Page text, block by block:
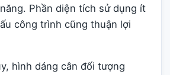
Phần diện tích sử dụng ít
công trình cũng thuận lợi
hình dáng cân đối tượng